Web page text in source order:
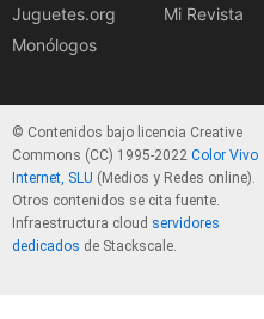
Juguetes.org
Monólogos
Mi Revista
© Contenidos bajo licencia Creative
Commons (CC) 1995-2022 Color Vivo
Internet, SLU (Medios y Redes online).
Otros contenidos se cita fuente.
Infraestructura cloud servidores
dedicados de Stackscale.